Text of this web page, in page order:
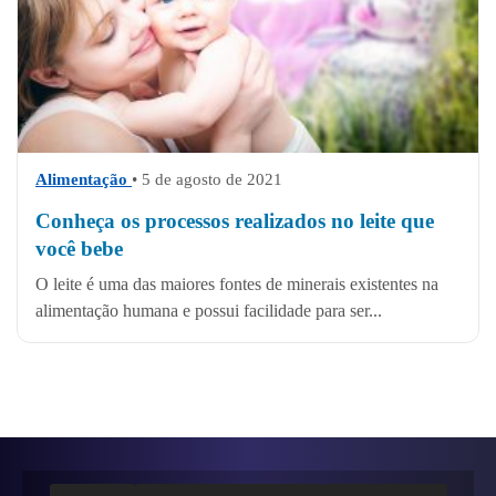
Alimentação • 5 de agosto de 2021
Conheça os processos realizados no leite que
você bebe
O leite é uma das maiores fontes de minerais existentes na
alimentação humana e possui facilidade para ser...